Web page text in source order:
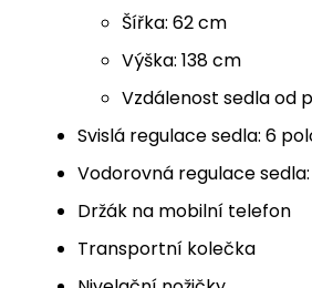
Šířka: 62 cm
Výška: 138 cm
Vzdálenost sedla od
Svislá regulace sedla: 6
Vodorovná regulace
Držák na mobilní telefon
Transportní kolečka